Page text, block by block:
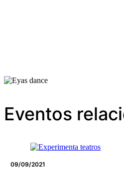
Eventos
09/09/2021